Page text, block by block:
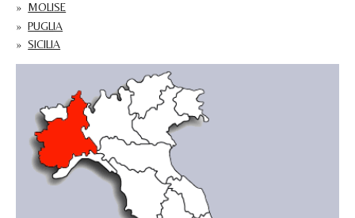
MOLISE
PUGLIA
SICILIA